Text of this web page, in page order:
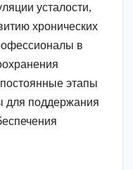
усталости,
хронических
в
этапы
для поддержания